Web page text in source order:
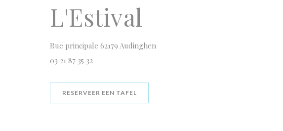
L'Estival
Rue principale 62179 Audinghen
03 21 87 35 32
RESERVEER EEN TAFEL